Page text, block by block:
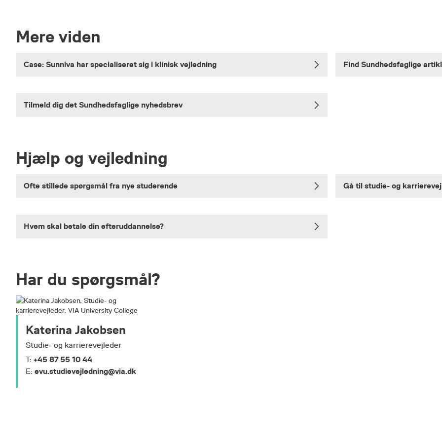
Mere viden
Case: Sunniva har specialiseret sig i klinisk vejledning Find Sundhedsfaglige
Tilmeld dig det Sundhedsfaglige nyhedsbrev
Hjælp og vejledning
Ofte stillede spørgsmål fra nye studerende Gå til studie- og
Hvem skal betale din efteruddannelse?
Har du spørgsmål?
Katerina Jakobsen
Studie- og karrierevejleder
T: +45 87 55 10 44
E: evu.studievejledning@via.dk